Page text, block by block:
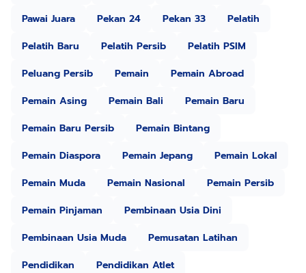
Pawai Juara
Pekan 24 Pekan 33
Pelatih
Pelatih Baru
Pelatih Persib
Pelatih PSIM
Peluang Persib
Pemain
Pemain Abroad
Pemain Asing
Pemain Bali
Pemain Baru
Pemain Baru Persib
Pemain Bintang
Pemain Diaspora
Pemain Jepang
Pemain Lokal
Pemain Muda
Pemain Nasional
Pemain Persib
Pemain Pinjaman
Pembinaan Usia Dini
Pembinaan Usia Muda
Pemusatan Latihan
Pendidikan
Pendidikan Atlet